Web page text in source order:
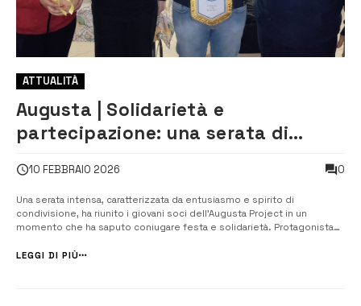
ATTUALITÀ
Augusta | Solidarietà e
partecipazione: una serata di
Project
10 FEBBRAIO 2026 0
Una serata intensa, caratterizzata da entusiasmo e spirito di
condivisione, ha riunito i giovani soci dell’Augusta Project in un
momento che ha saputo coniugare festa e solidarietà. Protagonista
Service srls, che ha scelto di manifestare il proprio sostegno
LEGGI DI PIÙ